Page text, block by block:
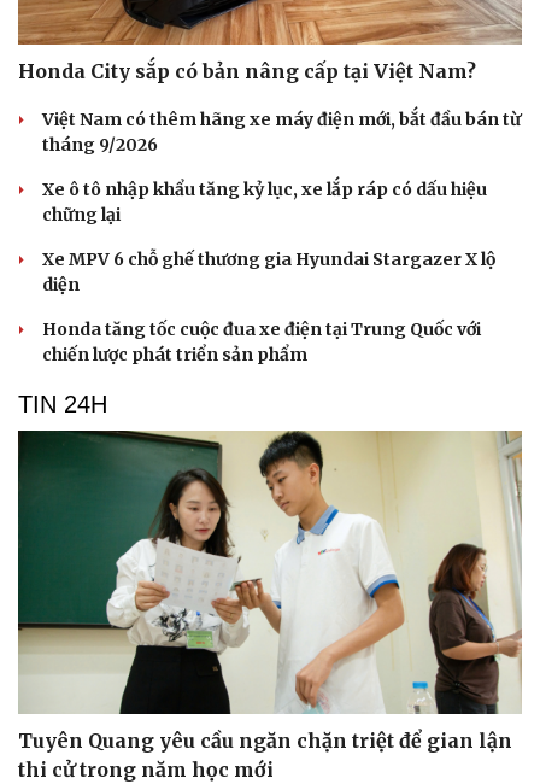
Cải chính
Honda City sắp có bản nâng cấp tại Việt Nam?
Việt Nam có thêm hãng xe máy điện mới, bắt đầu bán từ
tháng 9/2026
Xe ô tô nhập khẩu tăng kỷ lục, xe lắp ráp có dấu hiệu
chững lại
Xe MPV 6 chỗ ghế thương gia Hyundai Stargazer X lộ
diện
Honda tăng tốc cuộc đua xe điện tại Trung Quốc với
chiến lược phát triển sản phẩm
TIN 24H
Tuyên Quang yêu cầu ngăn chặn triệt để gian lận
thi cử trong năm học mới